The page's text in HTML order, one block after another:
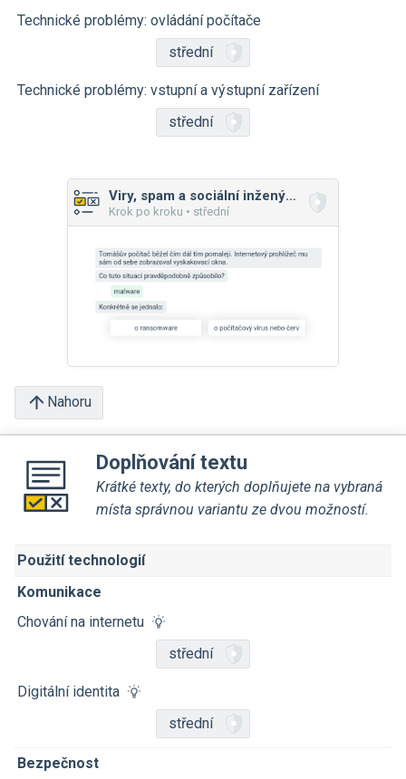
Technické problémy: ovládání počítače
střední
Technické problémy: vstupní a výstupní zařízení
střední
Viry, spam a sociální inženýrství
Krok po kroku • střední
Nahoru
Doplňování textu
Krátké texty, do kterých doplňujete na vybraná
místa správnou variantu ze dvou možností.
Použití technologií
Komunikace
Chování na internetu
střední
Digitální identita
střední
Bezpečnost